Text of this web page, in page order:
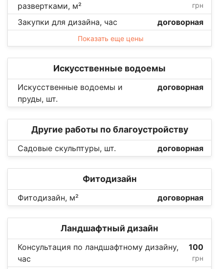
развертками, м²
грн
Закупки для дизайна, час договорная
Показать еще цены
Искусственные водоемы
Искусственные водоемы и
пруды, шт.
договорная
Другие работы по благоустройству
Садовые скульптуры, шт. договорная
Фитодизайн
Фитодизайн, м² договорная
Ландшафтный дизайн
Консультация по ландшафтному дизайну,
час
100
грн